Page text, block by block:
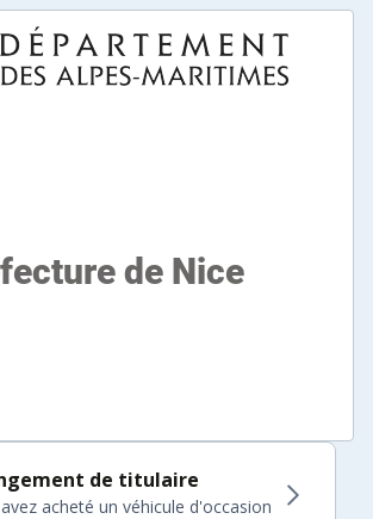
de titulaire
acheté un véhicule d'occasion